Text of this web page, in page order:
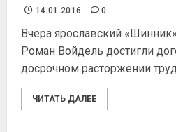
14.01.2016 0
Вчера ярославский
Роман Войдель достигли
досрочном расторжении
ЧИТАТЬ ДАЛЕЕ